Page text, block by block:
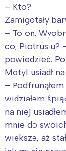
– Kto?
Zamigotały
– To on.
co, Piotrusiu?
powiedzieć.
Motyl usiadł
–
widziałem
na niej
mnie do
większe, aż